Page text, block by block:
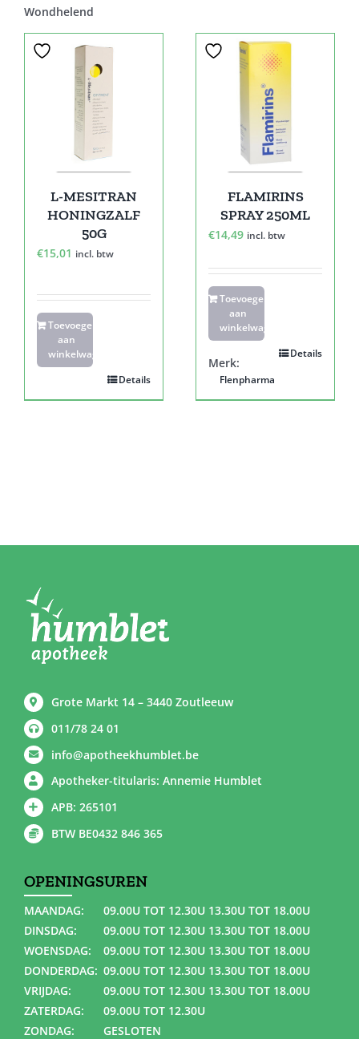
Wondhelend
L-MESITRAN
HONINGZALF
50G
€15,01 incl. btw
Toevoegen
aan
winkelwagen
Details
FLAMIRINS
SPRAY 250ML
€14,49 incl. btw
Toevoegen
aan
winkelwagen
Details
Merk:
Flenpharma
Grote Markt 14 – 3440 Zoutleeuw
011/78 24 01
info@apotheekhumblet.be
Apotheker-titularis: Annemie Humblet
APB: 265101
BTW BE0432 846 365
OPENINGSUREN
MAANDAG:
09.00U TOT 12.30U 13.30U TOT 18.00U
DINSDAG:
09.00U TOT 12.30U 13.30U TOT 18.00U
WOENSDAG:
09.00U TOT 12.30U 13.30U TOT 18.00U
DONDERDAG: 09.00U TOT 12.30U 13.30U TOT 18.00U
VRIJDAG:
09.00U TOT 12.30U 13.30U TOT 18.00U
ZATERDAG:
09.00U TOT 12.30U
ZONDAG:
GESLOTEN